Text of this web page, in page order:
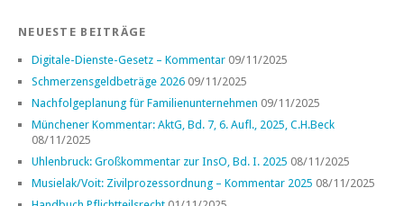
NEUESTE BEITRÄGE
Digitale-Dienste-Gesetz – Kommentar 09/11/2025
Schmerzensgeldbeträge 2026 09/11/2025
Nachfolgeplanung für Familienunternehmen 09/11/2025
Münchener Kommentar: AktG, Bd. 7, 6. Aufl., 2025, C.H.Beck
08/11/2025
Uhlenbruck: Großkommentar zur InsO, Bd. I. 2025 08/11/2025
Musielak/Voit: Zivilprozessordnung – Kommentar 2025 08/11/2025